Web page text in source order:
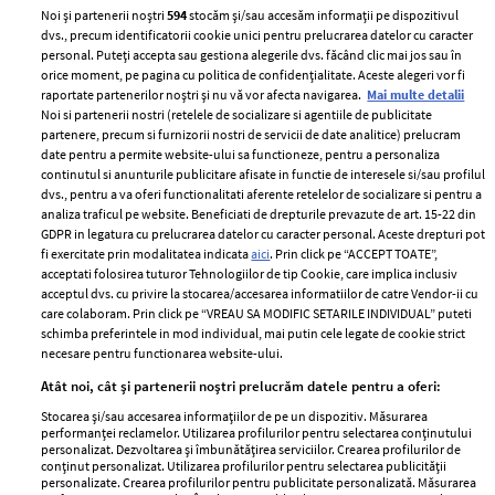
ELLE Style Awards
2024
Despre ELLE
Romania
Contact
Abonamente
Termeni si conditii
Politica de
confidențialitate
Politica de cookies
Publicitate
GSP
Unica
Baby
femei
Viva
Avantaje
Noi și partenerii noștri594stocăm și/sau accesăm informații pe dispozitivul
dvs., precum identificatorii cookie unici pentru prelucrarea datelor cu caracter
personal. Puteți accepta sau gestiona alegerile dvs. făcând clic mai jos sau în
orice moment, pe pagina cu politica de confidențialitate. Aceste alegeri vor fi
raportate partenerilor noștri și nu vă vor afecta navigarea. Mai multe detalii
Noi si partenerii nostri (retelele de socializare si agentiile de publicitate
partenere, precum si furnizorii nostri de servicii de date analitice) prelucram
date pentru a permite website-ului sa functioneze, pentru a personaliza
continutul si anunturile publicitare afisate in functie de interesele si/sau profilul
dvs., pentru a va oferi functionalitati aferente retelelor de socializare si pentru a
analiza traficul pe website. Beneficiati de drepturile prevazute de art. 15-22 din
GDPR in legatura cu prelucrarea datelor cu caracter personal. Aceste drepturi pot
fi exercitate prin modalitatea indicataaici. Prin click pe “ACCEPT TOATE”,
acceptati folosirea tuturor Tehnologiilor de tip Cookie, care implica inclusiv
acceptul dvs. cu privire la stocarea/accesarea informatiilor de catre Vendor-ii cu
care colaboram. Prin click pe “VREAU SA MODIFIC SETARILE INDIVIDUAL” puteti
schimba preferintele in mod individual, mai putin cele legate de cookie strict
necesare pentru functionarea website-ului.
Atât noi, cât și partenerii noștri prelucrăm datele pentru a oferi:
Stocarea și/sau accesarea informațiilor de pe un dispozitiv. Măsurarea
performanței reclamelor. Utilizarea profilurilor pentru selectarea conținutului
personalizat. Dezvoltarea și îmbunătățirea serviciilor. Crearea profilurilor de
conținut personalizat. Utilizarea profilurilor pentru selectarea publicității
personalizate. Crearea profilurilor pentru publicitate personalizată. Măsurarea